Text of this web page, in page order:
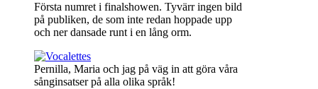
Första numret i finalshowen. Tyvärr ingen bild
på publiken, de som inte redan hoppade upp
och ner dansade runt i en lång orm.
Pernilla, Maria och jag på väg in att göra våra
sånginsatser på alla olika språk!